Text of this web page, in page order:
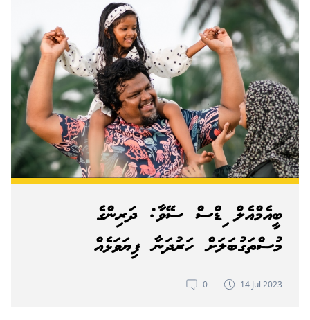
ބީއެމްއެލް ކިޑްސް ސޭވާ: ދަރިންގެ
މުސްތަގުބަލަށް ހަރުދަނާ ފިޔަވަޅެއް
0 14 Jul 2023